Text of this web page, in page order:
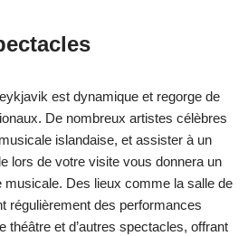
est dynamique et regorge de
De nombreux artistes célèbres
islandaise, et assister à un
lors de votre visite vous donnera un
Des lieux comme la salle de
régulièrement des performances
théâtre et d’autres spectacles, offrant